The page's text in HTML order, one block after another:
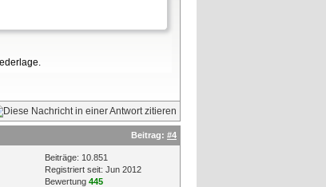
Beitrag: #4
Beiträge: 10.851
Registriert seit: Jun 2012
Bewertung 445